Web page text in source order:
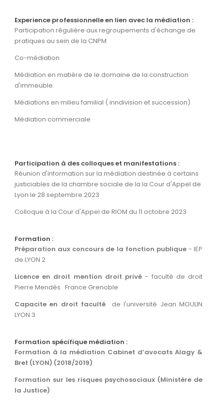
Experience professionnelle en lien avec la médiation :
Participation régulière aux regroupements d'échange de
pratiques au sein de la CNPM
Co-médiation
Médiation en matière de le domaine de la construction
d'immeuble.
Médiations en milieu familial ( inndivision et succession)
Médiation commerciale
Participation à des colloques et manifestations :
Réunion d'information sur la médiation destinée à certains
justiciables de la chambre sociale de la la Cour d'Appel de
Lyon le 28 septembre 2023
Colloque à la Cour d'Appel de RIOM du 11 octobre 2023
Formation :
Préparation aux concours de la fonction publique- IEP
de LYON 2
Licence en droit mention droit privé- faculté de droit
Pierre Mendès France Grenoble
Capacite en droit faculté de l'université Jean MOULIN
LYON 3
Formation spécifique médiation :
Formation à la médiation Cabinet d’avocats Alagy &
Bret (LYON) (2018/2019)
Formation sur les risques psychosociaux (Ministère de
la Justice)